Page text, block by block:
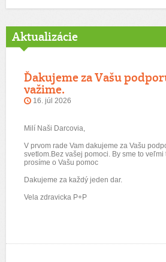
Aktualizácie
Ďakujeme za Vašu
važime.
16. júl 2026
Milí Naši Darcovia,
V prvom rade Vam dakujeme za Vašu
svetlom.Bez vašej pomoci. By sme to veľmi
prosíme o Vašu pomoc
Dakujeme za každý jeden dar.
Vela zdravicka P+P